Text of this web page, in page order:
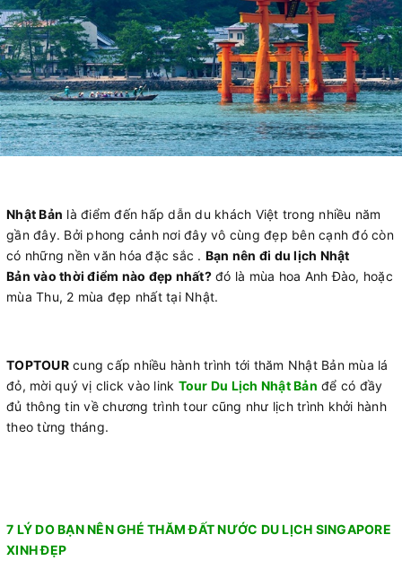
Nhật Bản là điểm đến hấp dẫn du khách Việt trong nhiều năm
gần đây. Bởi phong cảnh nơi đây vô cùng đẹp bên cạnh đó còn
có những nền văn hóa đặc sắc . Bạn nên đi du lịch Nhật
Bản vào thời điểm nào đẹp nhất?đó là mùa hoa Anh Đào, hoặc
mùa Thu, 2 mùa đẹp nhất tại Nhật.
TOPTOURcung cấp nhiều hành trình tới thăm Nhật Bản mùa lá
đỏ, mời quý vị click vào link Tour Du Lịch Nhật Bản để có đầy
đủ thông tin về chương trình tour cũng như lịch trình khởi hành
theo từng tháng.
7 LÝ DO BẠN NÊN GHÉ THĂM ĐẤT NƯỚC DU LỊCH SINGAPORE
XINH ĐẸP